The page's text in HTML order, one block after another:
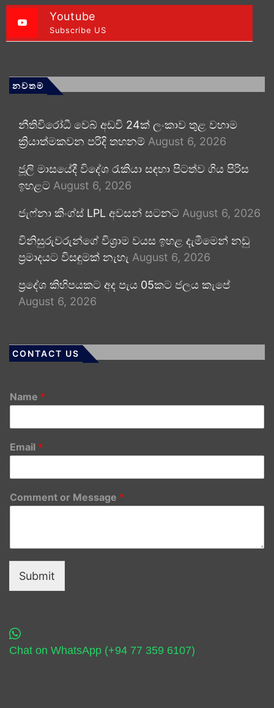
Youtube
Subscribe US
නවතම
නීතිවිරෝධී වෙබ් අඩවි 24ක් ලංකාව තුළ වහාම
ක්‍රියාත්මකවන පරිදි තහනම් August 6, 2026
ජූලි මාසයේදී විදේශ රැකියා සඳහා පිටත්ව ගිය පිරිස
ඉහළට August 6, 2026
ජැෆ්නා කිංග්ස් LPL අවසන් සටනට August 6, 2026
විනිසුරුවරුන්ගේ විශ්‍රාම වයස ඉහළ දැමීමෙන් නඩු
ප්‍රමාදයට විසඳුමක් නැහැ August 6, 2026
ප්‍රදේශ කිහිපයකට අද පැය 05කට ජලය කැපේ
August 6, 2026
CONTACT US
Name *
Email *
Comment or Message *
Submit
Chat on WhatsApp (+94 77 359 6107)